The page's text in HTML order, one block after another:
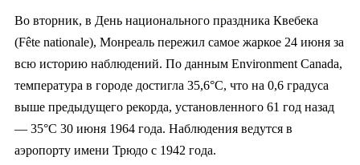
Во вторник, в День национального праздника Квебека
(Fête nationale), Монреаль пережил самое жаркое 24 июня за
всю историю наблюдений. По данным Environment Canada,
температура в городе достигла 35,6°C, что на 0,6 градуса
выше предыдущего рекорда, установленного 61 год назад
— 35°C 30 июня 1964 года. Наблюдения ведутся в
аэропорту имени Трюдо с 1942 года.